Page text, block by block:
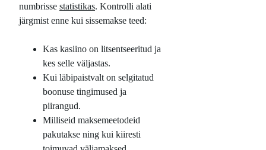
numbrisse statistikas. Kontrolli alati
järgmist enne kui sissemakse teed:
Kas kasiino on litsentseeritud ja
kes selle väljastas.
Kui läbipaistvalt on selgitatud
boonuse tingimused ja
piirangud.
Milliseid maksemeetodeid
pakutakse ning kui kiiresti